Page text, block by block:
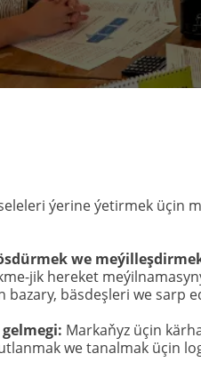
ýerine ýetirmek üçin
we
jik hereket
bazary, bäsdeşleri we sarp
Markaňyz üçin
we tanalmak üçin